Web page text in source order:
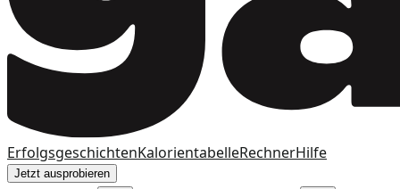
ErfolgsgeschichtenKalorientabelleRechnerHilfe
Jetzt ausprobieren